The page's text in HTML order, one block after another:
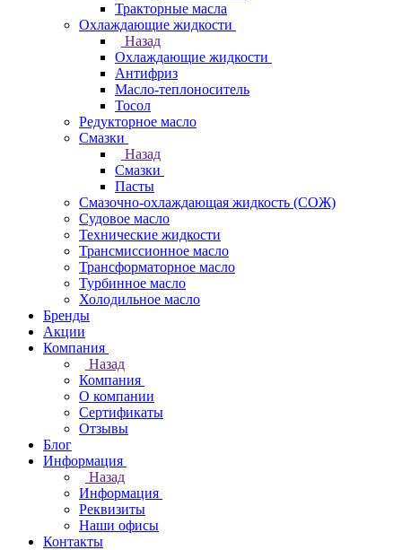
Тракторные масла
Охлаждающие жидкости
Назад
Охлаждающие жидкости
Антифриз
Масло-теплоноситель
Тосол
Редукторное масло
Смазки
Назад
Смазки
Пасты
Смазочно-охлаждающая жидкость (СОЖ)
Судовое масло
Технические жидкости
Трансмиссионное масло
Трансформаторное масло
Турбинное масло
Холодильное масло
Бренды
Акции
Компания
Назад
Компания
О компании
Сертификаты
Отзывы
Блог
Информация
Назад
Информация
Реквизиты
Наши офисы
Контакты